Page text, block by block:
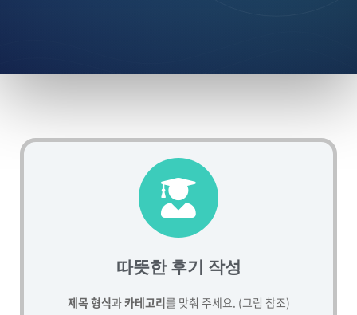
따뜻한 후기 작성
제목 형식과카테고리를 맞춰 주세요. (그림 참조)